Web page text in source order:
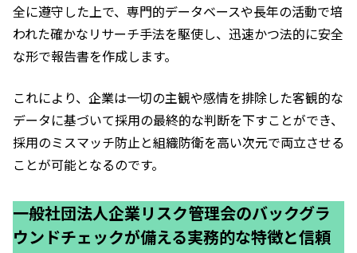
全に遵守した上で、専門的データベースや長年の活動で培
われた確かなリサーチ手法を駆使し、迅速かつ法的に安全
な形で報告書を作成します。
これにより、企業は一切の主観や感情を排除した客観的な
データに基づいて採用の最終的な判断を下すことができ、
採用のミスマッチ防止と組織防衛を高い次元で両立させる
ことが可能となるのです。
一般社団法人企業リスク管理会のバックグラ
ウンドチェックが備える実務的な特徴と信頼